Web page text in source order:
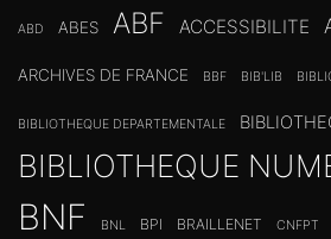
ABD ABES ABF ACCESSIBILITE
ARCHIVES DE FRANCE BBF BIB'LIB
BIBLIOTHEQUE DEPARTEMENTALE
BIBLIOTHEQUE
BNF BNL BPI BRAILLENET CNFPT